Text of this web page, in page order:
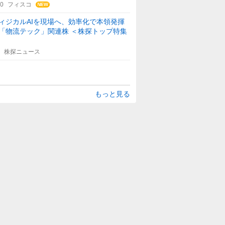
フィスコ
ジカルAIを現場へ、効率化で本領発揮
物流テック」関連株 ＜株探トップ特集
株探ニュース
もっと見る